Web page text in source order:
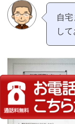
自
し